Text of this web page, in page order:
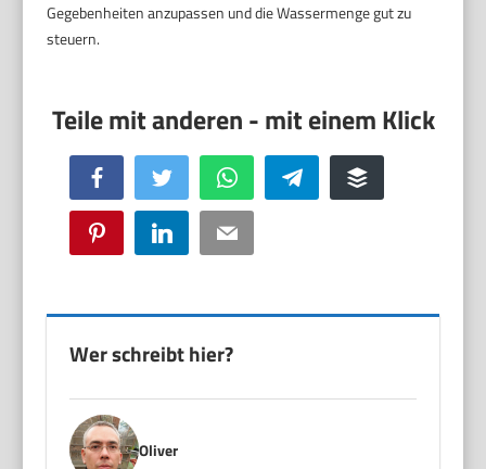
Gegebenheiten anzupassen und die Wassermenge gut zu
steuern.
Facebook Twitter WhatsApp Telegram Buffer
Pinterest LinkedIn Email
Wer schreibt hier?
Oliver